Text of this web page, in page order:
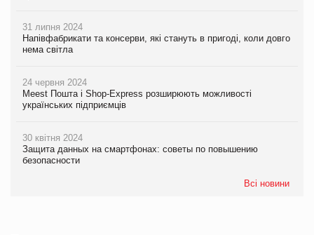
31 липня 2024
Напівфабрикати та консерви, які стануть в пригоді, коли довго
нема світла
24 червня 2024
Meest Пошта і Shop-Express розширюють можливості
українських підприємців
30 квітня 2024
Защита данных на смартфонах: советы по повышению
безопасности
Всі новини